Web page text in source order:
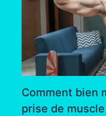
Comment bien
prise de muscle